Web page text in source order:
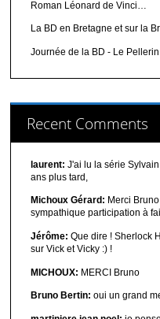
Roman Léonard de Vinci…
La BD en Bretagne et sur la
Journée de la BD - Le
Recent Comments
laurent: J'ai lu la série
ans plus tard,
Michoux Gérard: Merci
sympathique participation à
Jérôme: Que dire ! Sherlock
sur Vick et Vicky :) !
MICHOUX: MERCI Bruno
Bruno Bertin: oui un grand